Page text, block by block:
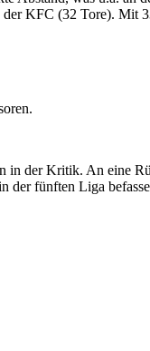
KFC (32 Tore). Mit
in der Kritik. An eine
der fünften Liga